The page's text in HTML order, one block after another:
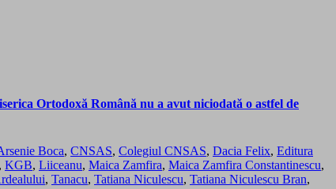
Ortodoxă Română nu a avut niciodată o astfel de
Boca, CNSAS, Colegiul CNSAS, Dacia Felix, Editura
, KGB, Liiceanu, Maica Zamfira, Maica Zamfira Constantinescu,
, Tanacu, Tatiana Niculescu, Tatiana Niculescu Bran,